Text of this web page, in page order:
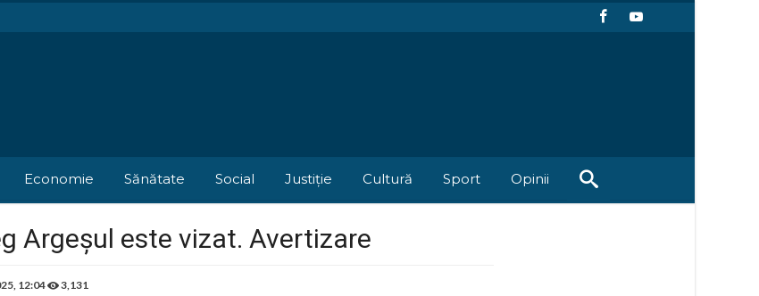
Economie Sănătate Social Justiție Cultură Sport Opinii
Argeșul este vizat. Avertizare
12:04 3,131